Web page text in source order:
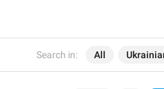
Search in: All